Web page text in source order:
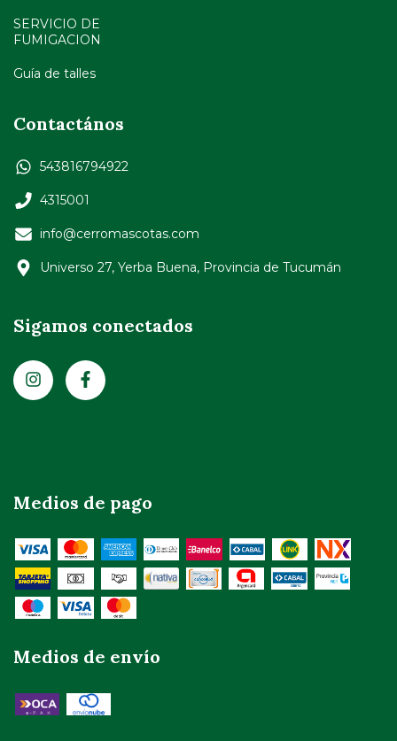
SERVICIO DE
FUMIGACION
Guía de talles
Contactános
543816794922
4315001
info@cerromascotas.com
Universo 27, Yerba Buena, Provincia de Tucumán
Sigamos conectados
Medios de pago
Medios de envío